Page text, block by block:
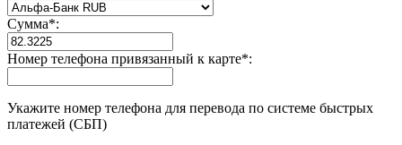
Сумма*:
Номер телефона привязанный к карте*:
Укажите номер телефона для перевода по системе быстрых
платежей (СБП)